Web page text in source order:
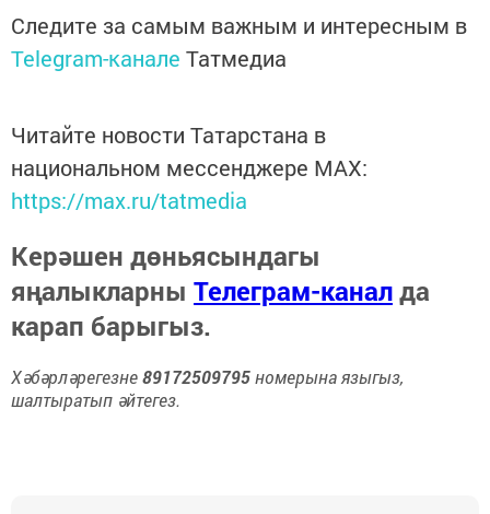
Следите за самым важным и интересным в
Telegram-канале Татмедиа
Читайте новости Татарстана в
национальном мессенджере MАХ:
https://max.ru/tatmedia
Керәшен дөньясындагы
яңалыкларны Телеграм-каналда
карап барыгыз.
Хәбәрләрегезне89172509795номерына языгыз,
шалтыратып әйтегез.